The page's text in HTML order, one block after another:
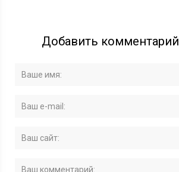
Добавить комментарий